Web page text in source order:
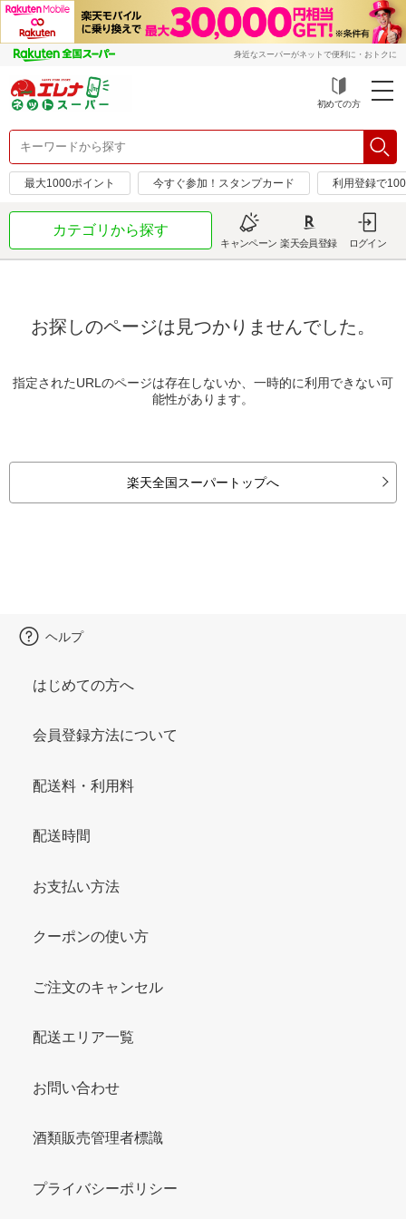
身近なスーパーがネットで便利に・おトクに
初めての方
最大1000ポイント 今すぐ参加！スタンプカード 利用登録で
カテゴリから探す
キャンペーン 楽天会員登録 ログイン
お探しのページは見つかりませんでした。
指定されたURLのページは存在しないか、一時的に利用できない可
能性があります。
楽天全国スーパートップへ
ヘルプ
はじめての方へ
会員登録方法について
配送料・利用料
配送時間
お支払い方法
クーポンの使い方
ご注文のキャンセル
配送エリア一覧
お問い合わせ
酒類販売管理者標識
プライバシーポリシー